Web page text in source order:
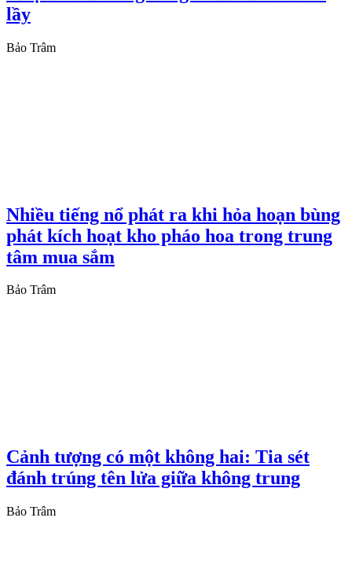
lầy
Bảo Trâm
Nhiều tiếng nổ phát ra khi hỏa hoạn bùng
phát kích hoạt kho pháo hoa trong trung
tâm mua sắm
Bảo Trâm
Cảnh tượng có một không hai: Tia sét
đánh trúng tên lửa giữa không trung
Bảo Trâm